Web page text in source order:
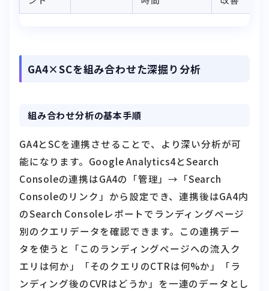
GA4×SCを組み合わせた深掘り分析
組み合わせ分析の基本手順
GA4とSCを連携させることで、より深い分析が可
能になります。Google Analytics4とSearch
Consoleの連携はGA4の「管理」→「Search
Consoleのリンク」から設定でき、連携後はGA4内
のSearch Consoleレポートでランディングページ
別のクエリデータを確認できます。この連携デー
タを使うと「このランディングページへの流入ク
エリは何か」「そのクエリのCTRは何%か」「ラ
ンディング後のCVRはどうか」を一連のデータとし